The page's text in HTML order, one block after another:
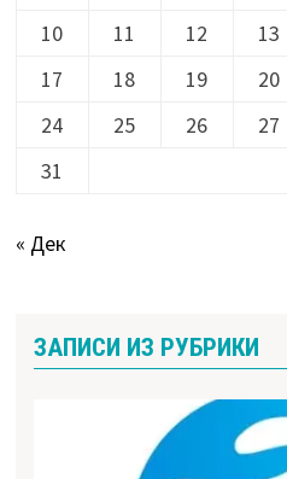
10
11 12 13
17
18 19 20
24
25 26 27
31
« Дек
ЗАПИСИ ИЗ РУБРИКИ